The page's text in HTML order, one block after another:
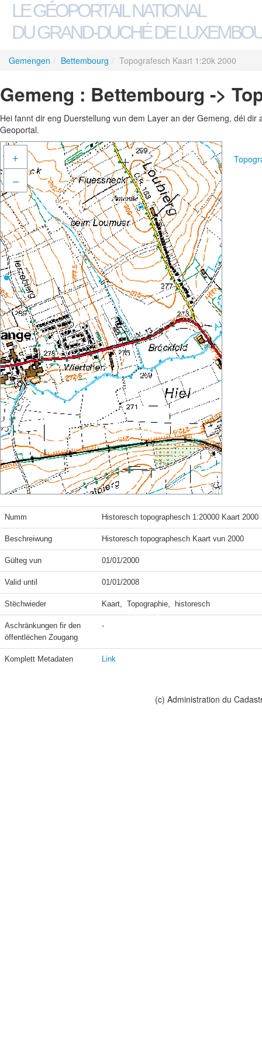
LE GÉOPORTAIL NATIONAL
DU GRAND-DUCHÉ DE
Gemengen / Bettembourg / Topografesch Kaart 1:20k 2000
Gemeng : Bettembourg ->
Hei fannt dir eng Duerstellung vun dem Layer an der Gemeng, déi
Geoportal.
+
–
Numm Historesch topographesch 1:20000 Kaart 2000
Beschreiwung Historesch topographesch Kaart vun 2000
Gülteg vun 01/01/2000
Valid until 01/01/2008
Stëchwieder Kaart,  Topographie,  historesch
Aschränkungen fir den
öffentlëchen Zougang
-
Komplett Metadaten Link
(c) Administration du